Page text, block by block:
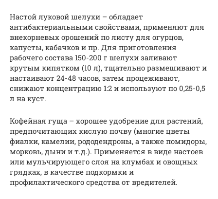
Настой луковой шелухи – обладает
антибактериальными свойствами, применяют для
внекорневых орошений по листу для огурцов,
капусты, кабачков и пр. Для приготовления
рабочего состава 150-200 г шелухи заливают
крутым кипятком (10 л), тщательно размешивают и
настаивают 24-48 часов, затем процеживают,
снижают концентрацию 1:2 и используют по 0,25-0,5
л на куст.
Кофейная гуща – хорошее удобрение для растений,
предпочитающих кислую почву (многие цветы
фиалки, камелии, рододендроны, а также помидоры,
морковь, дыни и т.д.). Применяется в виде настоев
или мульчирующего слоя на клумбах и овощных
грядках, в качестве подкормки и
профилактического средства от вредителей.